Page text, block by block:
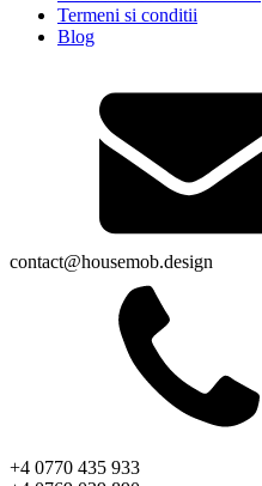
Termeni si conditii
Blog
contact@housemob.design
+4 0770 435 933